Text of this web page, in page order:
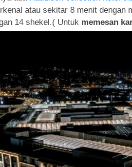
atau sekitar 8 menit dengan
14 shekel.( Untuk memesan